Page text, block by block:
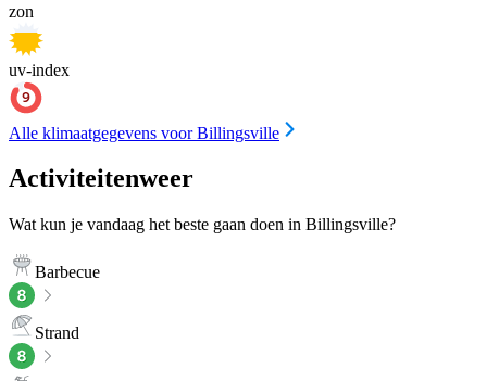
zon
uv-index
Alle klimaatgegevens voor Billingsville
Activiteitenweer
Wat kun je vandaag het beste gaan doen in Billingsville?
Barbecue
Strand